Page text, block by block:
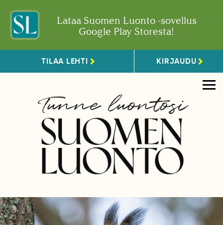
Lataa Suomen Luonto -sovellus
Google Play Storesta!
TILAA LEHTI KIRJAUDU